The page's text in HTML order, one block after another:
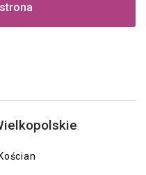
:
Kościan